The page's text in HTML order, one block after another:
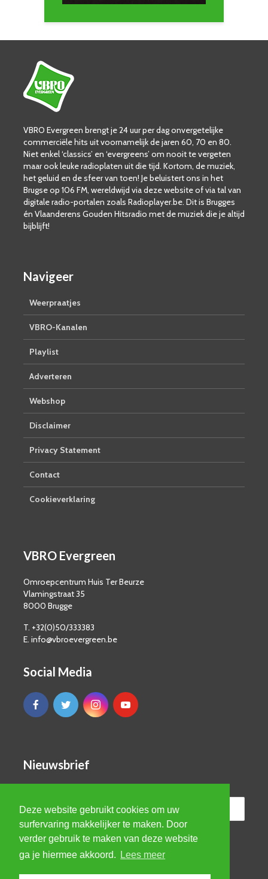
Deze website gebruikt cookies om uw
surfervaring makkelijker te maken. Door
verder gebruik te maken van deze website
ga je hiermee akkoord.
Lees meer
VBRO Evergreen brengt je 24 uur per dag onvergetelijke
commerciële hits uit voornamelijk de jaren 60, 70 en 80.
Niet enkel ‘classics’ en ‘evergreens’ om nooit te vergeten
maar ook leuke radioplaten uit die tijd. Kortom, de muziek,
het geluid en de sfeer van toen! Je beluistert ons in het
Brugse op 106 FM, wereldwijd via deze website of via tal van
digitale radio-portalen zoals Radioplayer.be. Dit is Brugges
én Vlaanderens Gouden Hitsradio met de muziek die je altijd
bijblijft!
Navigeer
Weerpraatjes
VBRO-Kanalen
Playlist
Adverteren
Webshop
Disclaimer
Privacy Statement
Contact
Cookieverklaring
VBRO Evergreen
Omroepcentrum Huis Ter Beurze
Vlamingstraat 35
8000 Brugge
T. +32(0)50/333383
E. info@vbroevergreen.be
Social Media
Nieuwsbrief